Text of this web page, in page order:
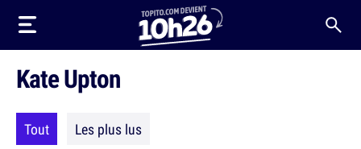
Kate Upton
Tout Les plus lus